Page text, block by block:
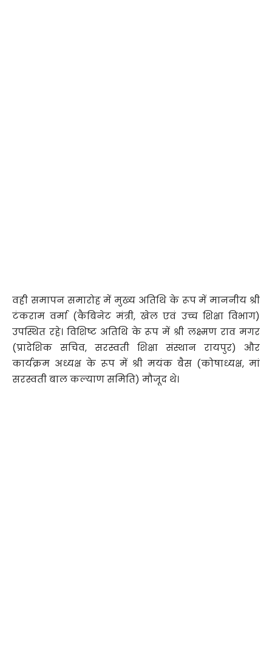
वही समापन समारोह में मुख्य अतिथि के रूप में माननीय श्री
टंकराम वर्मा (कैबिनेट मंत्री, खेल एवं उच्च शिक्षा विभाग)
उपस्थित रहे। विशिष्ट अतिथि के रूप में श्री लक्ष्मण राव मगर
(प्रादेशिक सचिव, सरस्वती शिक्षा संस्थान रायपुर) और
कार्यक्रम अध्यक्ष के रूप में श्री मयंक बैस (कोषाध्यक्ष, मां
सरस्वती बाल कल्याण समिति) मौजूद थे।